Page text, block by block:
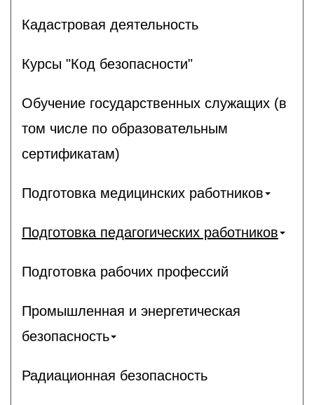
Кадастровая деятельность
Курсы "Код безопасности"
Обучение государственных служащих (в
том числе по образовательным
сертификатам)
Подготовка медицинских работников
Подготовка педагогических работников
Подготовка рабочих профессий
Промышленная и энергетическая
безопасность
Радиационная безопасность